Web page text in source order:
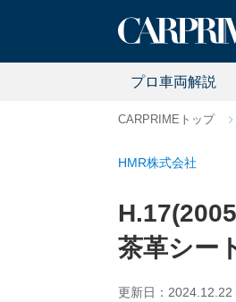
プロ車両解説
CARPRIMEトップ
HMR株式会社
茶革シー
更新日：2024.12.22